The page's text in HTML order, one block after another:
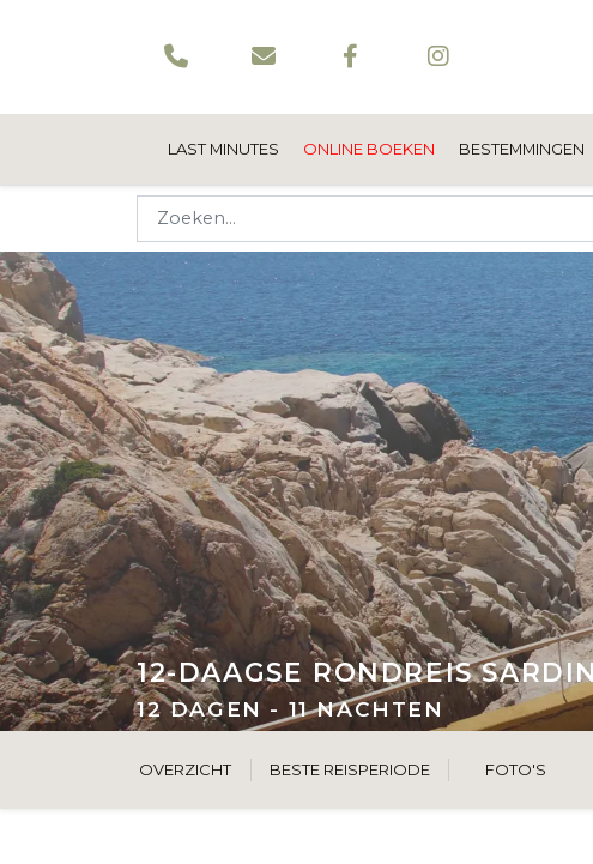
LAST MINUTES ONLINE BOEKEN BESTEMMINGEN
12-DAAGSE RONDREIS
12 DAGEN - 11 NACHTEN
OVERZICHT BESTE REISPERIODE FOTO'S